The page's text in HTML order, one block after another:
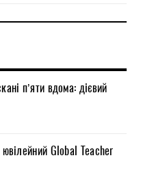
п’яти вдома: дієвий
ювілейний Global Teacher